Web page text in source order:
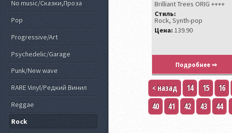
Brilliant Trees ORIG ++++
Стиль:
Rock, Synth-pop
Цена: 139.90
Подробнее ⇒
< назад 14 15 16
40
41 42 43 44
No music/Сказки,Проза
Pop
Progressive/Art
Psychedelic/Garage
Punk/New wave
RARE Vinyl/Редкий Винил
Reggae
Rock